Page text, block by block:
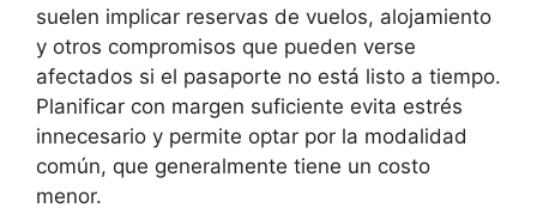
suelen implicar reservas de vuelos, alojamiento
y otros compromisos que pueden verse
afectados si el pasaporte no está listo a tiempo.
Planificar con margen suficiente evita estrés
innecesario y permite optar por la modalidad
común, que generalmente tiene un costo
menor.